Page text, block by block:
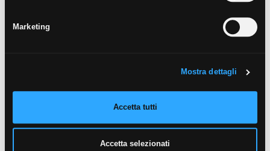
Marketing
Mostra dettagli
Accetta tutti
Accetta selezionati